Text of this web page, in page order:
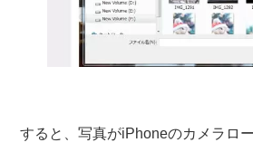
すると、写真がiPhoneのカメラロ